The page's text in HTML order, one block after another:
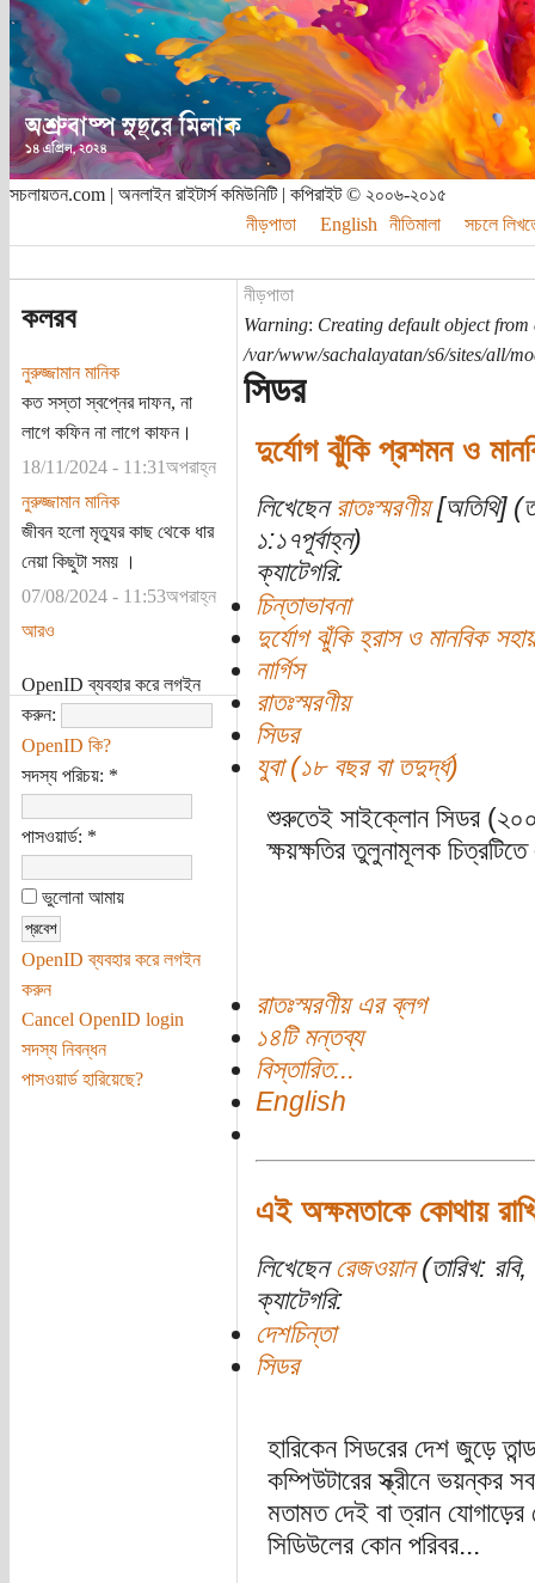
সচলায়তন.com | অনলাইন রাইটার্স কমিউনিটি | কপিরাইট © ২০০৬-২০১৫
নীড়পাতা
English নীতিমালা সচলে
কলরব
নুরুজ্জামান মানিক
কত সস্তা স্বপ্নের দাফন, না
লাগে কফিন না লাগে কাফন।
18/11/2024 - 11:31অপরাহ্ন
নুরুজ্জামান মানিক
জীবন হলো মৃত্যুর কাছ থেকে ধার
নেয়া কিছুটা সময় ।
07/08/2024 - 11:53অপরাহ্ন
আরও
OpenID ব্যবহার করে লগইন
করুন:
OpenID কি?
সদস্য পরিচয়: *
পাসওয়ার্ড: *
ভুলোনা আমায়
OpenID ব্যবহার করে লগইন
করুন
Cancel OpenID login
সদস্য নিবন্ধন
পাসওয়ার্ড হারিয়েছে?
নীড়পাতা
Warning: Creating default object from
/var/www/sachalayatan/s6/sites/all/
সিডর
দুর্যোগ ঝুঁকি প্রশমন ও
লিখেছেন রাতঃস্মরণীয়[অতিথি]
১:১৭পূর্বাহ্ন)
ক্যাটেগরি:
চিন্তাভাবনা
দুর্যোগ ঝুঁকি হ্রাস ও মানবিক
নার্গিস
রাতঃস্মরণীয়
সিডর
যুবা (১৮ বছর বা তদুর্দ্ধ)
শুরুতেই সাইক্লোন সিডর
ক্ষয়ক্ষতির তুলুনামূলক
রাতঃস্মরণীয় এর ব্লগ
১৪টি মন্তব্য
বিস্তারিত...
English
এই অক্ষমতাকে কোথায়
লিখেছেন রেজওয়ান(তারিখ:
ক্যাটেগরি:
দেশচিন্তা
সিডর
হারিকেন সিডরের দেশ জুড়ে
কম্পিউটারের স্ক্রীনে ভয়ন্কর
মতামত দেই বা ত্রান যোগাড়ের
সিডিউলের কোন পরিবর...